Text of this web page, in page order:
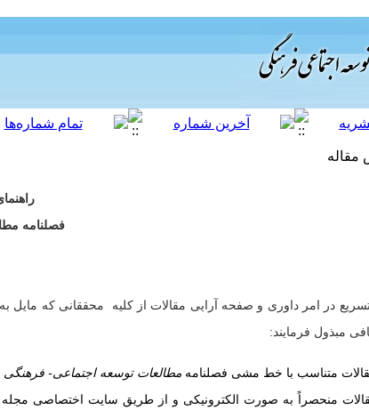
مقاله
فصلنامه
در امر داوری و صفحه آرایی مقالات از کلیه محققانی که مایل
مبذول فرمایند:
متناسب با خط مشی فصلنامه مطالعات توسعه اجتماعی- فرهنگی
منحصراً به ­صورت الکترونیکی و از طریق سایت اختصاصی مجله